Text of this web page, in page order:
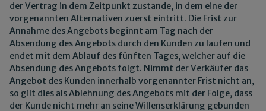
der Vertrag in dem Zeitpunkt zustande, in dem eine der
vorgenannten Alternativen zuerst eintritt. Die Frist zur
Annahme des Angebots beginnt am Tag nach der
Absendung des Angebots durch den Kunden zu laufen und
endet mit dem Ablauf des fünften Tages, welcher auf die
Absendung des Angebots folgt. Nimmt der Verkäufer das
Angebot des Kunden innerhalb vorgenannter Frist nicht an,
so gilt dies als Ablehnung des Angebots mit der Folge, dass
der Kunde nicht mehr an seine Willenserklärung gebunden